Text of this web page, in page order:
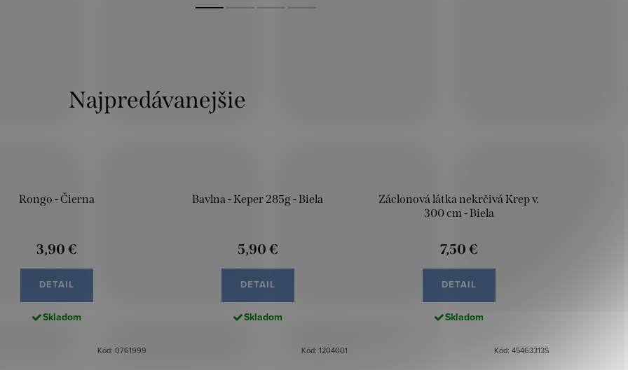
Najpredávanejšie
Rongo - Čierna
3,90 €
DETAIL
Skladom
Kód: 0761999
Bavlna - Keper 285g - Biela
5,90 €
DETAIL
Skladom
Kód: 1204001
Záclonová látka nekrčivá Krep v.
300 cm - Biela
7,50 €
DETAIL
Skladom
Kód: 45463313S